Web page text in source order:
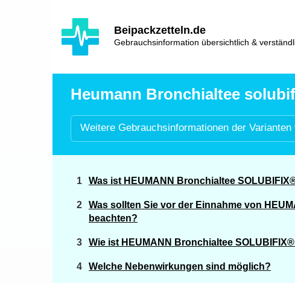
Beipackzetteln.de
Gebrauchsinformation übersichtlich &
Hlavní
navigace
Heumann Bronchialtee
Weitere Gebrauchsinformationen der Varianten
Was ist HEUMANN Bronchialtee
Was sollten Sie vor der Einnahme von
beachten?
Wie ist HEUMANN Bronchialtee
Welche Nebenwirkungen sind möglich?